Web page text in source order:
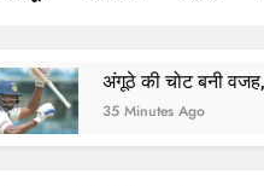
अंगूठे की चोट बनी वजह, श्रीलंका के
35 Minutes Ago